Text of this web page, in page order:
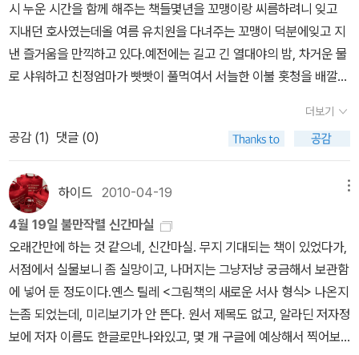
성코드, 랜섬웨어 등 한 사람 혹은 기업이나 국가마저 위기에 빠뜨릴
수 있는 심각한 위협을 누구나 체감하고 있고, 실제로 그런 뉴스를 심
심찮게 들을 수 있는 세상입니다. ‘블루 노웨어’는 천재적인 크래커이
트를 등장시켜 그리 머지않은 미래에 현실이 될 악몽을 리얼하게 그
린 테크노스릴러입니다. 페이트의 주 무기는 단순한 바이러스를 넘
어 다른 사람의 컴퓨터를 완전히 장악하는 것은 물론 멋대로 조종할
수 있는 ‘트랩도어’라는 소프트웨어로, 오늘날의 스파이웨어와 비슷
한 개념입니다. 당시로서는 상상도 할 수 없는, 그야말로 SF영화에나
나올 법한 신무기라고 할까요?그가 사냥감을 선정하고 그(녀)의 컴
퓨터에 침입하여 일상을 장악한 뒤 잔인하게 살해하는 일련의 과정은
게임의 그것과 크게 다르지 않습니다. 여성호신술 웹사이트를 운영하
는 여자, 외부침입에 만반을 대비했다고 자랑하는 학교관계자, 크래
커의 침입을 완전히 봉쇄할 수 있다고 떠벌이는 기업가, 경호원을 대
동하고 다니는 정치인 등 자신의 마음에 들지 않거나 도전정신(?)을
시 누운 시간을 함께 해주는 책들몇년을 꼬맹이랑 씨름하려니 잊고
지내던 호사였는데올 여름 유치원을 다녀주는 꼬맹이 덕분에잊고 지
낸 즐거움을 만끽하고 있다.예전에는 길고 긴 열대야의 밤, 차거운 물
로 샤워하고 친정엄마가 빳빳이 풀먹여서 서늘한 이불 홋청을 배깔고
여름이 들어설 무렵이던가. 인터넷을 떠다니다가 신간소개로 만난
책.누구나 알고 있을 늑대 인간학창시절 들어본적 있는 얼굴없는 귀
신늘 뭔가 있늘 것 같은...그보다는 이제는 진짜 뭔가 있을 것 같은 가
로등..^^도서관에 희망도서 신청해서 받은 책인데 읽다가 너무 재미
있게 읽어서 동생까지 대출기한내에 읽기를 강요한 책이다.난 장르
소설들을 꽤 즐기는 편인데...진정한 매니아 스러운 좀 진하고 독하게
그 장르에 올인한 뭐 그런 류는 좀 징그럽다고 느끼는 편인 것 같다.뭐
랄까 커피를 좋아하지만 이태리나 남미의 찐찐한 커피보다는 다소 가
볍고 그러면서 향이 그윽한 일본커피를 선호하는 그런 취향이랄까.문
이 열렸다는 괴기소설? 뭐 그렇기도 하고 로맨스 소설이기도하고 .
소설의 카피처럼 기이하고 따뜻하다는 단어가 딱 맞는 소설이 아닐
더보기
공감 (1) 댓글 (0)
하이드 2010-04-19
4월 19일 불만작렬 신간마실
오래간만에 하는 것 같으네, 신간마실. 무지 기대되는 책이 있었다가,
서점에서 실물보니 좀 실망이고, 나머지는 그냥저냥 궁금해서 보관함
에 넣어 둔 정도이다.옌스 틸레 <그림책의 새로운 서사 형식> 나온지
는좀 되었는데, 미리보기가 안 뜬다. 원서 제목도 없고, 알라딘 저자정
보에 저자 이름도 한글로만나와있고, 몇 개 구글에 예상해서 찍어보